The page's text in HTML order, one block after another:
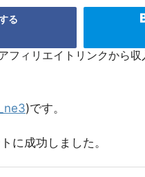
る
フィリエイトリンクから
)です。
に成功しました。